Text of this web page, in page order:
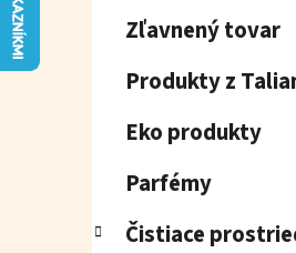
Zľavnený tovar
Produkty z
Eko produkty
Parfémy
Čistiace